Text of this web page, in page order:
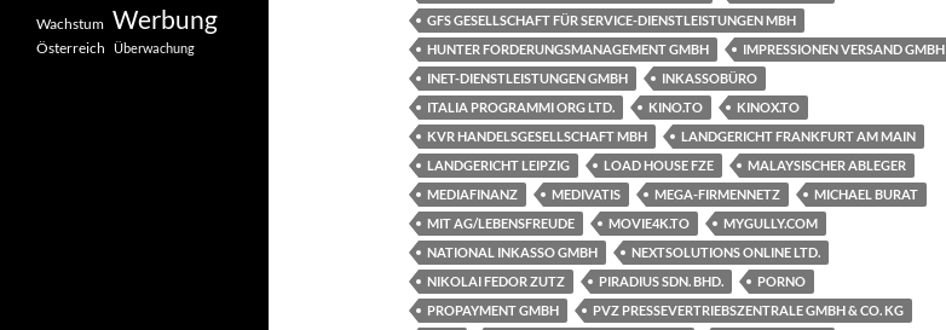
GFS GESELLSCHAFT FÜR SERVICE-DIENSTLEISTUNGEN MBH
HUNTER FORDERUNGSMANAGEMENT GMBH
IMPRESSIONEN VERSAND GMBH
INET-DIENSTLEISTUNGEN GMBH
INKASSOBÜRO
ITALIA PROGRAMMI ORG LTD.
KINO.TO
KINOX.TO
KVR HANDELSGESELLSCHAFT MBH
LANDGERICHT FRANKFURT AM MAIN
LANDGERICHT LEIPZIG
LOAD HOUSE FZE
MALAYSISCHER ABLEGER
MEDIAFINANZ
MEDIVATIS MEGA-FIRMENNETZ
MICHAEL BURAT
MIT AG/LEBENSFREUDE
MOVIE4K.TO
MYGULLY.COM
NATIONAL INKASSO GMBH
NEXTSOLUTIONS ONLINE LTD.
NIKOLAI FEDOR ZUTZ
PIRADIUS SDN. BHD.
PORNO
PROPAYMENT GMBH
PVZ PRESSEVERTRIEBSZENTRALE GMBH & CO. KG
Wachstum Werbung
Österreich Überwachung